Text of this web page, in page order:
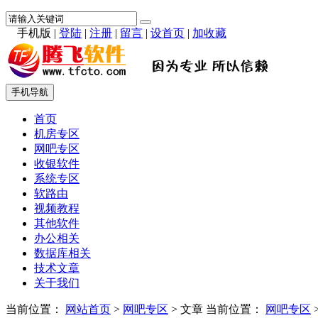
手机版 | 登陆 | 注册 | 留言 | 设首页 | 加收藏
手机导航
首页
机房专区
网吧专区
收银软件
系统专区
软路由
视频教程
其他软件
办公相关
数据库相关
技术文章
关于我们
当前位置： 网站首页 > 网吧专区 > 文章 当前位置： 网吧专区